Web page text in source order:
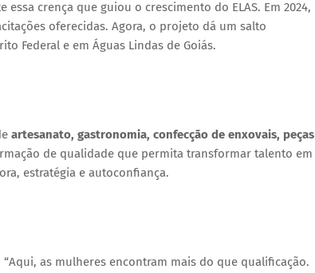
crença que guiou o crescimento do ELAS. Em 2024,
oferecidas. Agora, o projeto dá um salto
Federal e em Águas Lindas de Goiás.
artesanato, gastronomia, confecção de enxovais, peças
de qualidade que permita transformar talento em
estratégia e autoconfiança.
as mulheres encontram mais do que qualificação.